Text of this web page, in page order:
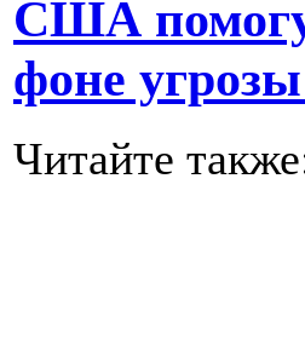
США
фоне
Читайте